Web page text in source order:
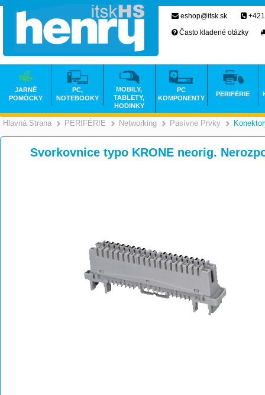
Hlavná Strana >
PERIFÉRIE >
Networking >
Pasívne Prvky
Svorkovnice typo KRONE neorig.
eshop@itsk.sk
Často kladené otázky
JARNÉ
POMÔCKY
PC,
NOTEBOOKY
MOBILY,
TABLETY,
HODINKY
PC
KOMPONENTY
PERIFÉRIE